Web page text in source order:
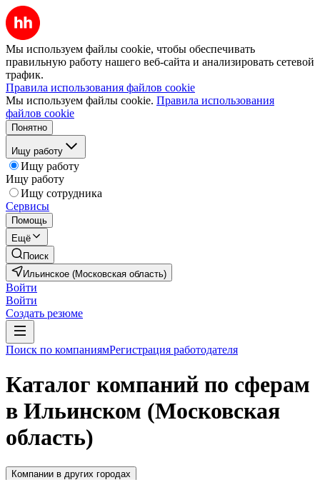
Мы используем файлы cookie, чтобы обеспечивать
правильную работу нашего веб-сайта и анализировать сетевой
трафик.
Правила использования файлов cookie
Мы используем файлы cookie. Правила использования
файлов cookie
Понятно
Ищу работу
Ищу работу
Ищу работу
Ищу сотрудника
Сервисы
Помощь
Ещё
Поиск
Ильинское (Московская область)
Войти
Войти
Создать резюме
Поиск по компаниямРегистрация работодателя
Каталог компаний по сферам
в Ильинском (Московская
область)
Компании в других городах